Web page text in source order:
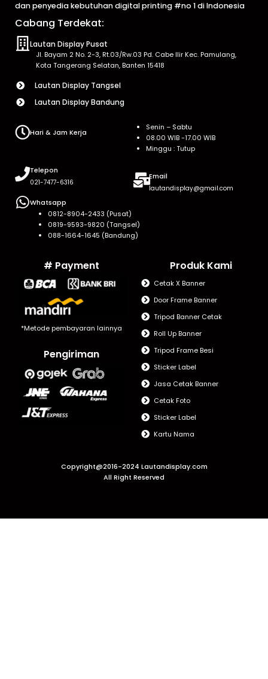
dan penyedia kebutuhan digital printing #no 1 di Indonesia
Cabang Terdekat:
Lautan Display Pusat
Jl. Bayam 2 No. 2-3, Rt.03/Rw.03 Pd. Cabe Ilir Kec. Pamulang,
Kota Tangerang Selatan, Banten 15418
Lautan Display Tangsel
Lautan Display Bandung
Hari & Jam Kerja
Senin – Sabtu
08.00 WIB -17.00 WIB
Minggu : Tutup
Telepon
021-7477-6316
Email
lautandisplay@gmail.com
Whatsapp
0812-8904-2433 (Pusat)
0819-9593-9820 (Tangsel)
088-1664-1645 (Bandung)
# Payment
*Metode pembayaran lainnya
Pengiriman
Produk Kami
Cetak X Banner
Door Frame Banner
Tripod Banner Cetak
Roll Up Banner
Tripod Frame Besi
Sticker Label
Jasa Cetak Banner
Cetak Foto
Sticker Label
Kartu Nama
Copyright@2016-2024 Lautandisplay.com
All Right Reserved